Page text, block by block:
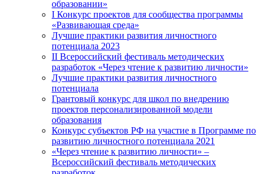
образовании»
I Конкурс проектов для сообщества программы
«Развивающая среда»
Лучшие практики развития личностного
потенциала 2023
II Всероссийский фестиваль методических
разработок «Через чтение к развитию личности»
Лучшие практики развития личностного
потенциала
Грантовый конкурс для школ по внедрению
проектов персонализированной модели
образования
Конкурс субъектов РФ на участие в Программе по
развитию личностного потенциала 2021
«Через чтение к развитию личности» –
Всероссийский фестиваль методических